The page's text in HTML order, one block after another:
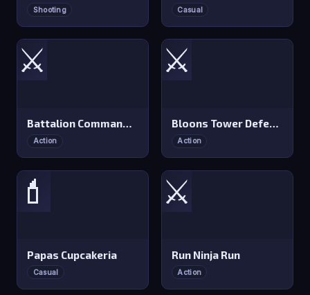
Shooting Casual
⚔️
Battalion Commander 2
Action
⚔️
Bloons Tower Defense 4 Expansion
Action
💄
Papas Cupcakeria
Casual
⚔️
Run Ninja Run
Action